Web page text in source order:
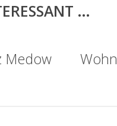
…
Medow